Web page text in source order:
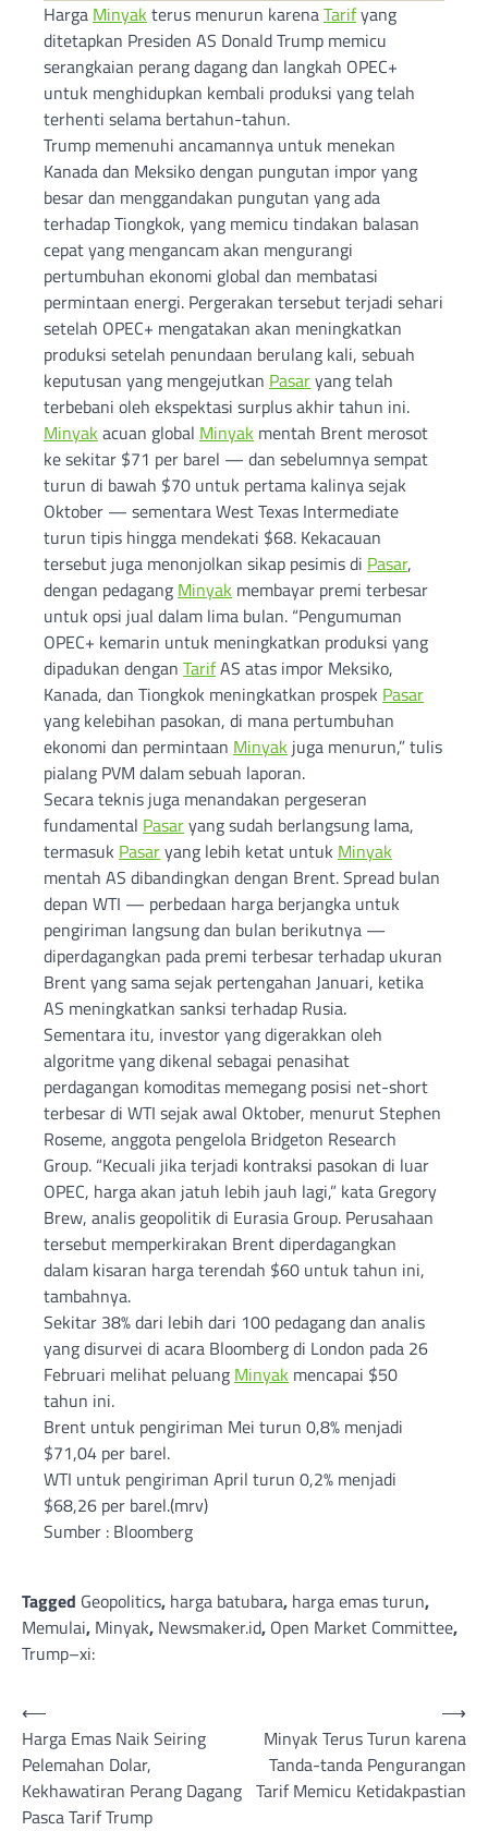
Harga Minyak terus menurun karenaTarifyang
ditetapkan Presiden AS Donald Trump memicu
serangkaian perang dagang dan langkah OPEC+
untuk menghidupkan kembali produksi yang telah
terhenti selama bertahun-tahun.
Trump memenuhi ancamannya untuk menekan
Kanada dan Meksiko dengan pungutan impor yang
besar dan menggandakan pungutan yang ada
terhadap Tiongkok, yang memicu tindakan balasan
cepat yang mengancam akan mengurangi
pertumbuhan ekonomi global dan membatasi
permintaan energi. Pergerakan tersebut terjadi sehari
setelah OPEC+ mengatakan akan meningkatkan
produksi setelah penundaan berulang kali, sebuah
keputusan yang mengejutkan Pasaryang telah
terbebani oleh ekspektasi surplus akhir tahun ini.
Minyak acuan global Minyak mentah Brent merosot
ke sekitar $71 per barel — dan sebelumnya sempat
turun di bawah $70 untuk pertama kalinya sejak
Oktober — sementara West Texas Intermediate
turun tipis hingga mendekati $68. Kekacauan
tersebut juga menonjolkan sikap pesimis di Pasar,
dengan pedagang Minyak membayar premi terbesar
untuk opsi jual dalam lima bulan. “Pengumuman
OPEC+ kemarin untuk meningkatkan produksi yang
dipadukan dengan TarifAS atas impor Meksiko,
Kanada, dan Tiongkok meningkatkan prospek Pasar
yang kelebihan pasokan, di mana pertumbuhan
ekonomi dan permintaan Minyak juga menurun,” tulis
pialang PVM dalam sebuah laporan.
Secara teknis juga menandakan pergeseran
fundamental Pasaryang sudah berlangsung lama,
termasuk Pasaryang lebih ketat untuk Minyak
mentah AS dibandingkan dengan Brent. Spread bulan
depan WTI — perbedaan harga berjangka untuk
pengiriman langsung dan bulan berikutnya —
diperdagangkan pada premi terbesar terhadap ukuran
Brent yang sama sejak pertengahan Januari, ketika
AS meningkatkan sanksi terhadap Rusia.
Sementara itu, investor yang digerakkan oleh
algoritme yang dikenal sebagai penasihat
perdagangan komoditas memegang posisi net-short
terbesar di WTI sejak awal Oktober, menurut Stephen
Roseme, anggota pengelola Bridgeton Research
Group. “Kecuali jika terjadi kontraksi pasokan di luar
OPEC, harga akan jatuh lebih jauh lagi,” kata Gregory
Brew, analis geopolitik di Eurasia Group. Perusahaan
tersebut memperkirakan Brent diperdagangkan
dalam kisaran harga terendah $60 untuk tahun ini,
tambahnya.
Sekitar 38% dari lebih dari 100 pedagang dan analis
yang disurvei di acara Bloomberg di London pada 26
Februari melihat peluang Minyak mencapai $50
tahun ini.
Brent untuk pengiriman Mei turun 0,8% menjadi
$71,04 per barel.
WTI untuk pengiriman April turun 0,2% menjadi
$68,26 per barel.(mrv)
Sumber : Bloomberg
Tagged Geopolitics, harga batubara, harga emas turun,
Memulai, Minyak, Newsmaker.id, Open Market Committee,
Trump–xi:
Post
navigation
⟵
Harga Emas Naik Seiring
Pelemahan Dolar,
Kekhawatiran Perang Dagang
Pasca Tarif Trump
Minyak Terus Turun karena
Tanda-tanda Pengurangan
Tarif Memicu Ketidakpastian
⟶